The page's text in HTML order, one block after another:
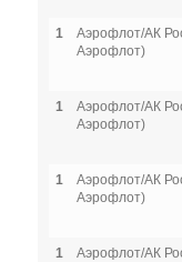
1
Аэрофлот/АК
Аэрофлот)
1
Аэрофлот/АК
Аэрофлот)
1
Аэрофлот/АК
Аэрофлот)
1
Аэрофлот/АК